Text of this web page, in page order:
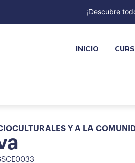
¡Descubre
INICIO
Y A LA